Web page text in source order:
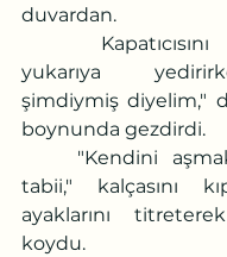
duvardan.
yukarıya
şimdiymiş diyelim,"
boynunda gezdirdi.
tabii," kalçasını
ayaklarını
koydu.